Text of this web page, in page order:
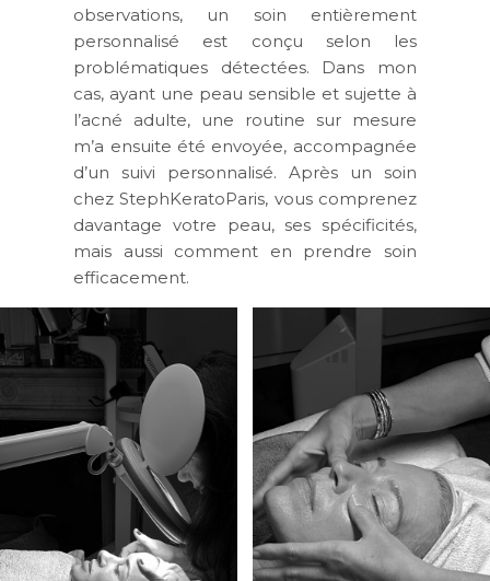
observations, un soin entièrement
personnalisé est conçu selon les
problématiques détectées. Dans mon
cas, ayant une peau sensible et sujette à
l’acné adulte, une
routine sur mesure
m’a ensuite été envoyée, accompagnée
d’un suivi personnalisé. Après un soin
chezStephKeratoParis, vous comprenez
davantage votre peau, ses spécificités,
mais aussi comment en prendre soin
efficacement.